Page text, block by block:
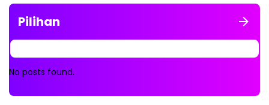
Pilihan
No posts found.